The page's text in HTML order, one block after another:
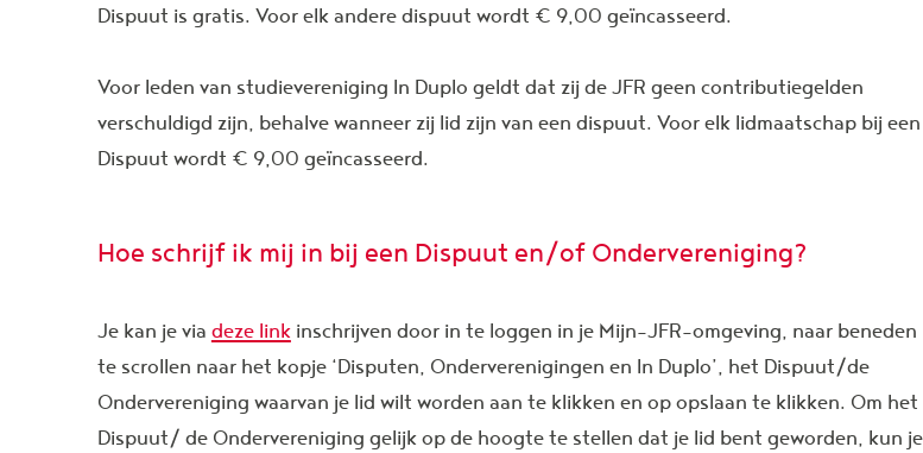
Dispuut is gratis. Voor elk andere dispuut wordt € 9,00 geïncasseerd.
Voor leden van studievereniging In Duplo geldt dat zij de JFR geen contributiegelden
verschuldigd zijn, behalve wanneer zij lid zijn van een dispuut. Voor elk lidmaatschap bij een
Dispuut wordt € 9,00 geïncasseerd.
Hoe schrijf ik mij in bij een Dispuut en/of Ondervereniging?
Je kan je via deze linkinschrijven door in te loggen in je Mijn-JFR-omgeving, naar beneden
te scrollen naar het kopje ‘Disputen, Onderverenigingen en In Duplo’, het Dispuut/de
Ondervereniging waarvan je lid wilt worden aan te klikken en op opslaan te klikken. Om het
Dispuut/ de Ondervereniging gelijk op de hoogte te stellen dat je lid bent geworden, kun je